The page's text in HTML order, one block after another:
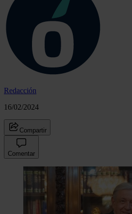
Redacción
16/02/2024
Compartir
Comentar